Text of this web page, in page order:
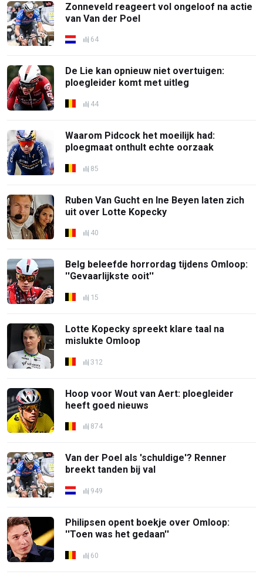
Zonneveld reageert vol ongeloof na actie
van Van der Poel
64
De Lie kan opnieuw niet overtuigen:
ploegleider komt met uitleg
44
Waarom Pidcock het moeilijk had:
ploegmaat onthult echte oorzaak
85
Ruben Van Gucht en Ine Beyen laten zich
uit over Lotte Kopecky
40
Belg beleefde horrordag tijdens Omloop:
''Gevaarlijkste ooit''
15
Lotte Kopecky spreekt klare taal na
mislukte Omloop
312
Hoop voor Wout van Aert: ploegleider
heeft goed nieuws
874
Van der Poel als 'schuldige'? Renner
breekt tanden bij val
949
Philipsen opent boekje over Omloop:
''Toen was het gedaan''
60